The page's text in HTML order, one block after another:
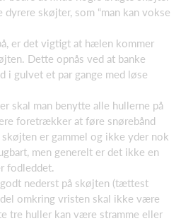
dyrere skøjter, som “man kan vokse
er det vigtigt at hælen kommer
Dette opnås ved at banke
i gulvet et par gange med løse
skal man benytte alle hullerne på
foretrækker at føre snørebånd
er gammel og ikke yder nok
men generelt er det ikke en
fodleddet.
nederst på skøjten (tættest
omkring vristen skal ikke være
tre huller kan være stramme eller